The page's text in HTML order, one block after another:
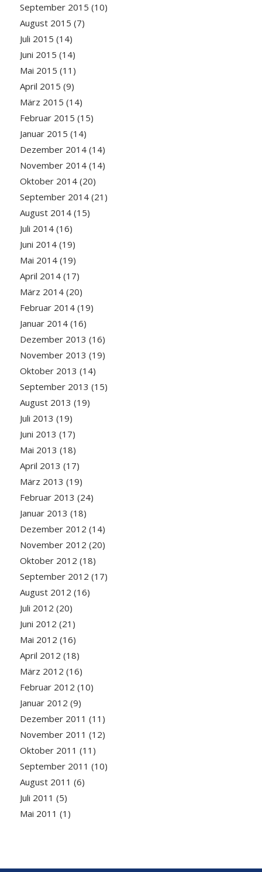
September 2015 (10)
August 2015 (7)
Juli 2015 (14)
Juni 2015 (14)
Mai 2015 (11)
April 2015 (9)
März 2015 (14)
Februar 2015 (15)
Januar 2015 (14)
Dezember 2014(14)
November 2014(14)
Oktober 2014(20)
September 2014(21)
August 2014(15)
Juli 2014(16)
Juni 2014(19)
Mai 2014(19)
April 2014(17)
März 2014(20)
Februar 2014(19)
Januar 2014(16)
Dezember 2013 (16)
November 2013 (19)
Oktober 2013 (14)
September 2013 (15)
August 2013 (19)
Juli 2013 (19)
Juni 2013 (17)
Mai 2013 (18)
April 2013 (17)
März 2013 (19)
Februar 2013 (24)
Januar 2013 (18)
Dezember 2012 (14)
November 2012 (20)
Oktober 2012 (18)
September 2012 (17)
August 2012 (16)
Juli 2012 (20)
Juni 2012 (21)
Mai 2012 (16)
April 2012 (18)
März 2012 (16)
Februar 2012 (10)
Januar 2012 (9)
Dezember 2011 (11)
November 2011 (12)
Oktober 2011 (11)
September 2011 (10)
August 2011 (6)
Juli 2011 (5)
Mai 2011 (1)